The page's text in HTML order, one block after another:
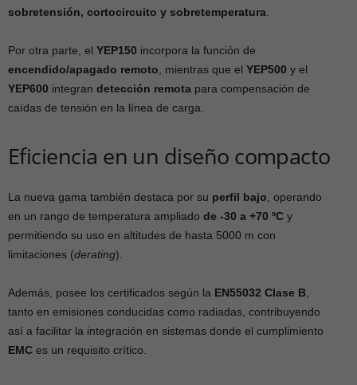
sobretensión, cortocircuito y sobretemperatura
Por otra parte, el YEP150 incorpora la función de
encendido/apagado remoto , mientras que el YEP500 y el
YEP600 integran detección remota para compensación de
caídas de tensión en la línea de carga.
Eficiencia en un diseño compacto
La nueva gama también destaca por su perfil bajo , operando
en un rango de temperatura ampliado de -30 a +70 ºC y
permitiendo su uso en altitudes de hasta 5000 m con
limitaciones (derating).
Además, posee los certificados según la EN55032 Clase B
tanto en emisiones conducidas como radiadas, contribuyendo
así a facilitar la integración en sistemas donde el cumplimiento
EMC es un requisito crítico.